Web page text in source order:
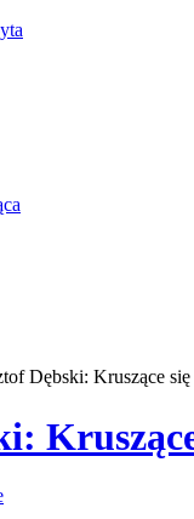
Dębski: Kruszące